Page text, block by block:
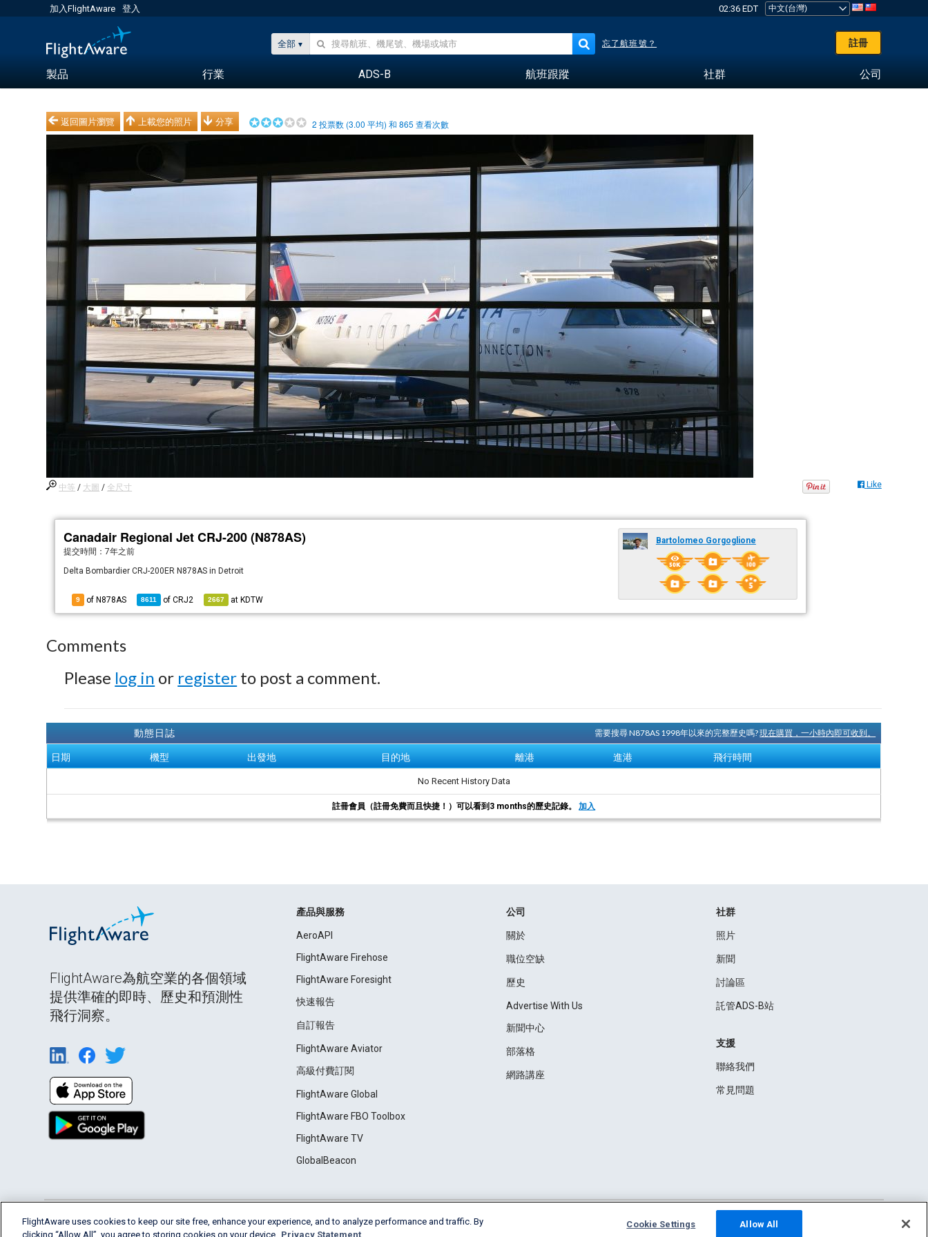
加入FlightAware 登入 02:36 EDT
全部 忘了航班號？ 註冊
製品 行業 ADS-B 航班跟蹤 社群 公司
返回圖片瀏覽 上載您的照片 分享 2 投票数 (3.00 平均) 和865 查看次數
中等 / 大圖 / 全尺寸 Like
Canadair Regional Jet CRJ-200 (N878AS)
提交時間：7年之前
Delta Bombardier CRJ-200ER N878AS in Detroit
9 of N878AS 8611 ofCRJ2 2667 at KDTW
Bartolomeo Gorgoglione
Comments
Please log in or register to post a comment.
動態日誌 需要搜尋 N878AS 1998年以來的完整歷史嗎?現在購買，一小時內即可收到。
日期 機型 出發地 目的地 離港 進港 飛行時間
No Recent History Data
註冊會員（註冊免費而且快捷！）可以看到3 months的歷史記錄。加入
FlightAware為航空業的各個領域
提供準確的即時、歷史和預測性
飛行洞察。
產品與服務
AeroAPI
FlightAware Firehose
FlightAware Foresight
快速報告
自訂報告
FlightAware Aviator
高級付費訂閱
FlightAware Global
FlightAware FBO Toolbox
FlightAware TV
GlobalBeacon
公司
關於
職位空缺
歷史
Advertise With Us
新聞中心
部落格
網路講座
社群
照片
新聞
討論區
託管ADS-B站
支援
聯絡我們
常見問題
English (USA) 2026 FlightAware Terms of Use Privacy Cookie Settings
FlightAware uses cookies to keep our site free, enhance your experience, and to analyze performance and traffic. By
clicking “Allow All”, you agree to storing cookies on your device. Privacy Statement
Cookie Settings Allow All